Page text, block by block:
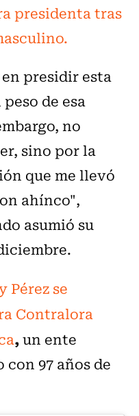
presidenta tras
presidir esta
de esa
no
sino por la
que me llevó
ahínco",
asumió su
Pérez se
Contralora
,un ente
97 años de